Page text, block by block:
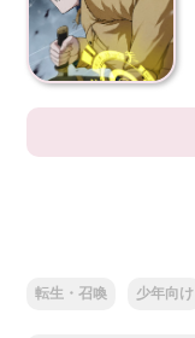
転生・召喚 少年向け